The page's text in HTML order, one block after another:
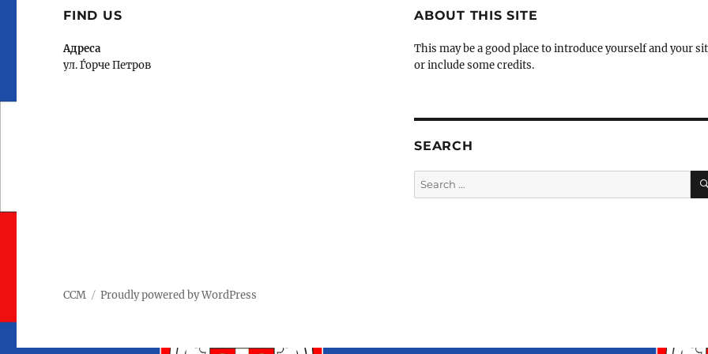
FIND US
Адреса
ул. Ѓорче Петров
ABOUT THIS SITE
This may be a good place to introduce yourself and your
or include some credits.
SEARCH
Search
for:
ССМ Proudly powered by WordPress